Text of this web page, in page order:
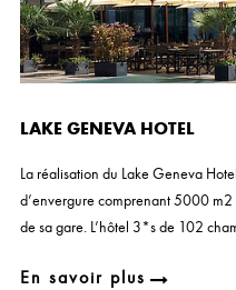
LAKE GENEVA HOTEL
La réalisation du Lake Geneva
d’envergure comprenant 5000
de sa gare. L’hôtel 3*s de 102
En savoir plus